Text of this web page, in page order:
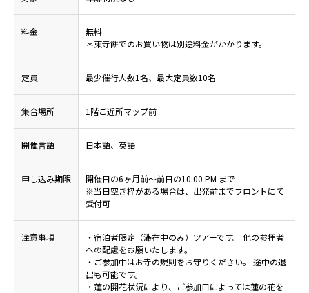
料金
無料
＊東寺餅でのお買い物は別途料金がかかります。
定員 最少催行人数1名、最大定員数10名
集合場所 1階ご近所マップ前
開催言語 日本語、英語
申し込み期限
開催日の6ヶ月前～前日の10:00 PM まで
※当日空き枠がある場合は、出発前までフロントにて
受付可
注意事項
・宿泊者限定（滞在中のみ）ツアーです。 他の参拝者
への配慮をお願いたします。
・ご参加中はお寺の規則をお守りください。 途中の退
出も可能です。
・蓮の開花状況により、ご参加日によっては蓮の花を